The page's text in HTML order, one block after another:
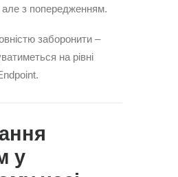
з попередженням.
заборонити –
на рівні
у